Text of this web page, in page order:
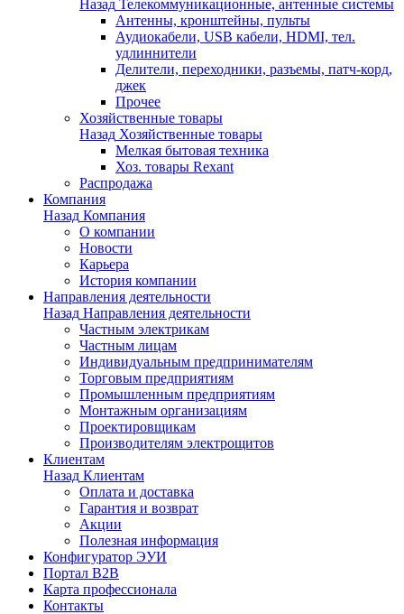
Назад Телекоммуникационные, антенные системы
Антенны, кронштейны, пульты
Аудиокабели, USB кабели, HDMI, тел.
удлиннители
Делители, переходники, разъемы, патч-корд,
джек
Прочее
Хозяйственные товары
Назад Хозяйственные товары
Мелкая бытовая техника
Хоз. товары Rexant
Распродажа
Компания
Назад Компания
О компании
Новости
Карьера
История компании
Направления деятельности
Назад Направления деятельности
Частным электрикам
Частным лицам
Индивидуальным предпринимателям
Торговым предприятиям
Промышленным предприятиям
Монтажным организациям
Проектировщикам
Производителям электрощитов
Клиентам
Назад Клиентам
Оплата и доставка
Гарантия и возврат
Акции
Полезная информация
Конфигуратор ЭУИ
Портал B2B
Карта профессионала
Контакты